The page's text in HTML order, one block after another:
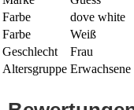
Farbe
dove white
Farbe
Weiß
Geschlecht
Frau
Altersgruppe Erwachsene